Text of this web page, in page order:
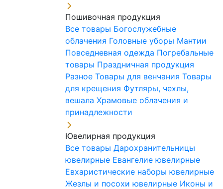
Пошивочная продукция
Все товары Богослужебные
облачения Головные уборы Мантии
Повседневная одежда Погребальные
товары Праздничная продукция
Разное Товары для венчания Товары
для крещения Футляры, чехлы,
вешала Храмовые облачения и
принадлежности
Ювелирная продукция
Все товары Дарохранительницы
ювелирные Евангелие ювелирные
Евхаристические наборы ювелирные
Жезлы и посохи ювелирные Иконы и